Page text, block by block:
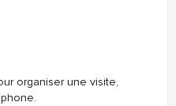
organiser une visite,